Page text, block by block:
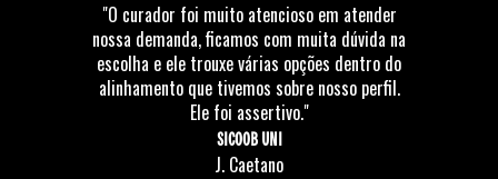
"O curador foi muito atencioso em atender
nossa demanda, ficamos com muita dúvida na
escolha e ele trouxe várias opções dentro do
alinhamento que tivemos sobre nosso perfil.
Ele foi assertivo."
SICOOB UNI
J. Caetano